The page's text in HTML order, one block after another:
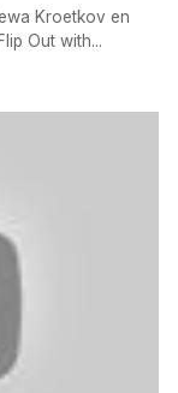
Kroetkov en
Flip Out with...